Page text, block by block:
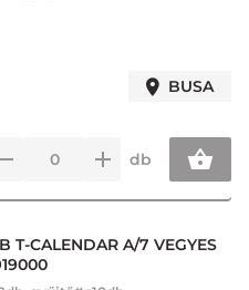
BUSA
db
T-CALENDAR A/7 VEGYES